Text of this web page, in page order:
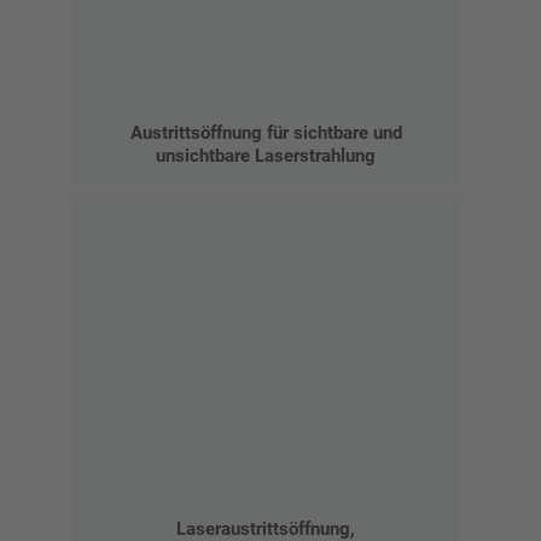
Austrittsöffnung für sichtbare und
unsichtbare Laserstrahlung
Laseraustrittsöffnung,